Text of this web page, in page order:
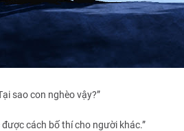
sao con nghèo vậy?”
cách bố thí cho người khác.”